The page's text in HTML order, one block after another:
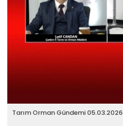
Tarım Orman Gündemi 05.03.2026